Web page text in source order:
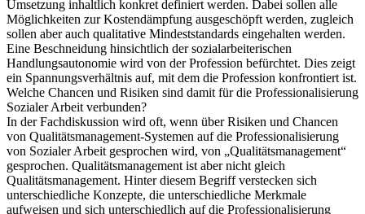
Umsetzung inhaltlich konkret definiert werden. Dabei sollen alle
Möglichkeiten zur Kostendämpfung ausgeschöpft werden, zugleich
sollen aber auch qualitative Mindeststandards eingehalten werden.
Eine Beschneidung hinsichtlich der sozialarbeiterischen
Handlungsautonomie wird von der Profession befürchtet. Dies zeigt
ein Spannungsverhältnis auf, mit dem die Profession konfrontiert ist.
Welche Chancen und Risiken sind damit für die Professionalisierung
Sozialer Arbeit verbunden?
In der Fachdiskussion wird oft, wenn über Risiken und Chancen
von Qualitätsmanagement-Systemen auf die Professionalisierung
von Sozialer Arbeit gesprochen wird, von „Qualitätsmanagement“
gesprochen. Qualitätsmanagement ist aber nicht gleich
Qualitätsmanagement. Hinter diesem Begriff verstecken sich
unterschiedliche Konzepte, die unterschiedliche Merkmale
aufweisen und sich unterschiedlich auf die Professionalisierung